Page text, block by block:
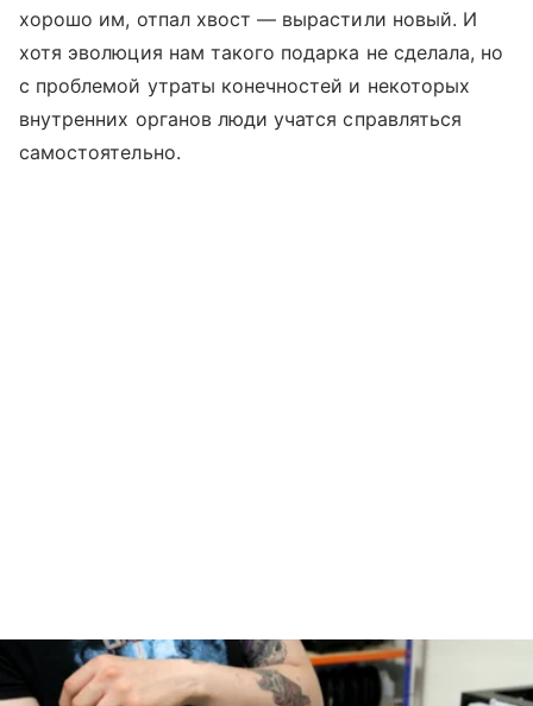
хорошо им, отпал хвост — вырастили новый. И
хотя эволюция нам такого подарка не сделала, но
с проблемой утраты конечностей и некоторых
внутренних органов люди учатся справляться
самостоятельно.